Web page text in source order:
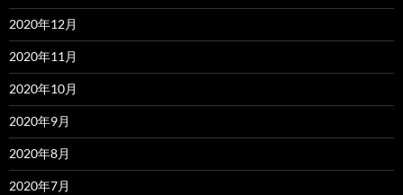
2020年12月
2020年11月
2020年10月
2020年9月
2020年8月
2020年7月